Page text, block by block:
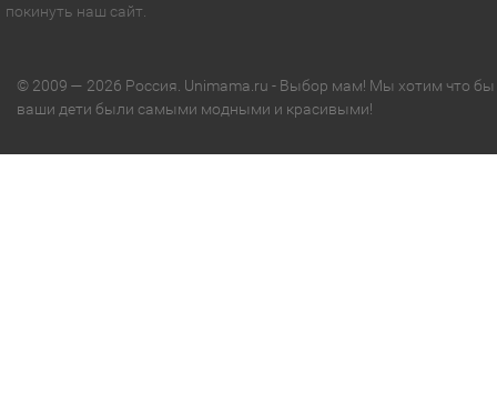
покинуть наш сайт.
© 2009 — 2026 Россия. Unimama.ru - Выбор мам! Мы хотим что бы
ваши дети были самыми модными и красивыми!